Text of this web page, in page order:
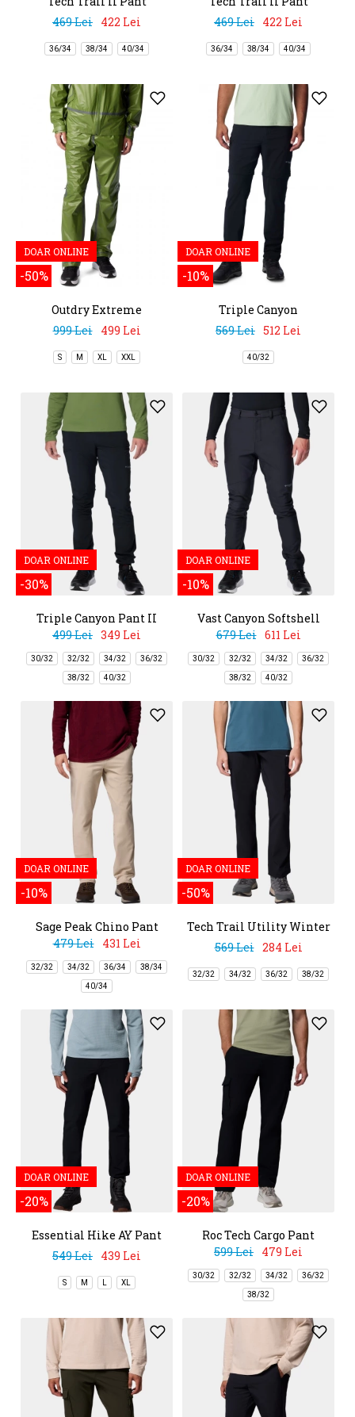
469 Lei 422 Lei
36/34 38/34 40/34
469 Lei 422 Lei
36/34 38/34 40/34
DOAR ONLINE
-50%
Outdry Extreme
Wyldwood Rain Pant
999 Lei 499 Lei
S M XL XXL
DOAR ONLINE
-10%
Triple Canyon
Convertible Pant II
569 Lei 512 Lei
40/32
DOAR ONLINE
-30%
Triple Canyon Pant II
499 Lei 349 Lei
30/32 32/32 34/32 36/32
38/32 40/32
DOAR ONLINE
-10%
Vast Canyon Softshell
Pant
679 Lei 611 Lei
30/32 32/32 34/32 36/32
38/32 40/32
DOAR ONLINE
-10%
Sage Peak Chino Pant
479 Lei
431 Lei
32/32 34/32 36/34 38/34
40/34
DOAR ONLINE
-50%
Tech Trail Utility Winter
Pant
569 Lei 284 Lei
32/32 34/32 36/32 38/32
DOAR ONLINE
-20%
Essential Hike AY Pant
549 Lei 439 Lei
S M L XL
DOAR ONLINE
-20%
Roc Tech Cargo Pant
599 Lei 479 Lei
30/32 32/32 34/32 36/32
38/32